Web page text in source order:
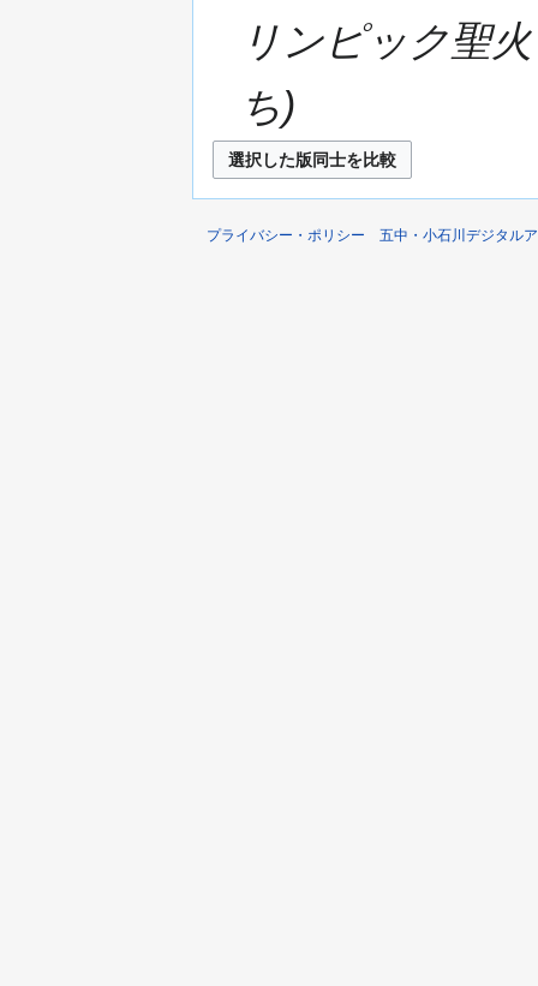
リンピック聖
ち
プライバシー・ポリシー 五中・小石川デジタル